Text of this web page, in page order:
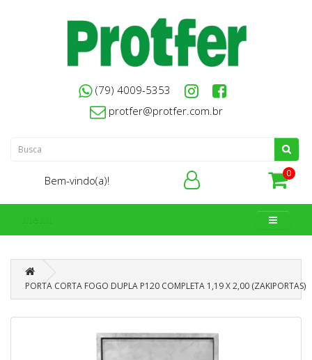
(79) 4009-5353
protfer@protfer.com.br
Bem-vindo(a)!
0
PORTA CORTA FOGO DUPLA P120 COMPLETA 1,19 X 2,00 (ZAKIPORTAS)